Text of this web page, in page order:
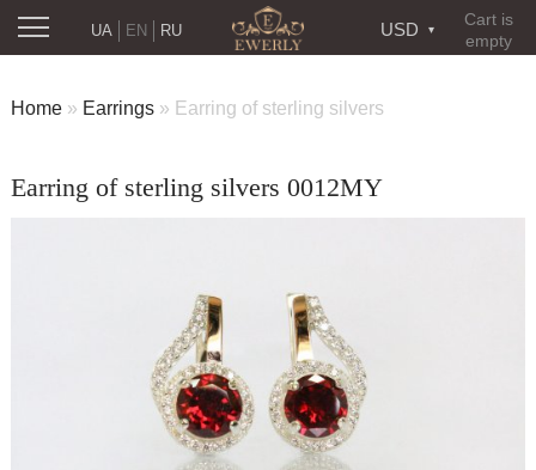
Cart is
empty
USD
RU
UA EN
Home » Earrings » Earring of sterling silvers
Earring of sterling silvers 0012MY